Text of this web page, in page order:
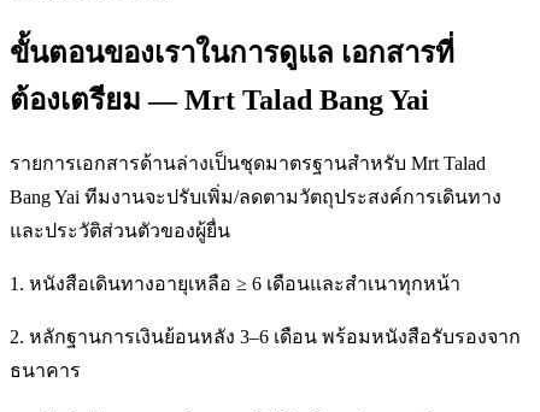
ขั้นตอนของเราในการดูแล เอกสารที่
ต้องเตรียม — Mrt Talad Bang Yai
รายการเอกสารด้านล่างเป็นชุดมาตรฐานสำหรับ Mrt Talad
Bang Yai ทีมงานจะปรับเพิ่ม/ลดตามวัตถุประสงค์การเดินทาง
และประวัติส่วนตัวของผู้ยื่น
1. หนังสือเดินทางอายุเหลือ ≥ 6 เดือนและสำเนาทุกหน้า
2. หลักฐานการเงินย้อนหลัง 3–6 เดือน พร้อมหนังสือรับรองจาก
ธนาคาร